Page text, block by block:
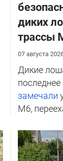
диких
трассы
07 августа
Дикие
замечали
М6,